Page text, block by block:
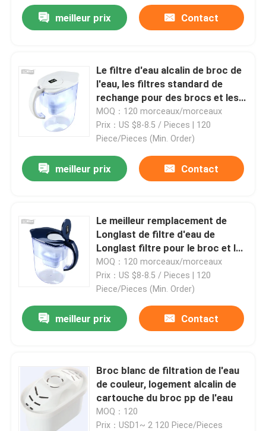
Épurateur de l'eau avec l'appareil de chauffage
remplacement de filtre d'eau d'osmose d'inversion
Filtre d'eau de douche
Filtre d'eau minérale d'uF
filtre à eau cuisine
meilleur prix Contact
Le filtre d'eau alcalin de broc de
l'eau, les filtres standard de
rechange pour des brocs et les
distributeurs, BPA libèrent
MOQ：120 morceaux/morceaux
Prix：US $8-8.5 / Pieces | 120
Piece/Pieces (Min. Order)
meilleur prix Contact
Le meilleur remplacement de
Longlast de filtre d'eau de
Longlast filtre pour le broc et les
distributeurs réduit l'avance BPA
libre
MOQ：120 morceaux/morceaux
Prix：US $8-8.5 / Pieces | 120
Piece/Pieces (Min. Order)
meilleur prix Contact
Broc blanc de filtration de l'eau
de couleur, logement alcalin de
cartouche du broc pp de l'eau
MOQ：120
Prix：USD1~ 2 120 Piece/Pieces